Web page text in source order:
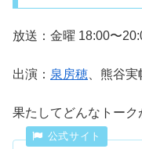
放送：金曜 18:00〜
出演： 泉房穂 、熊谷実
果たしてどんなトーク